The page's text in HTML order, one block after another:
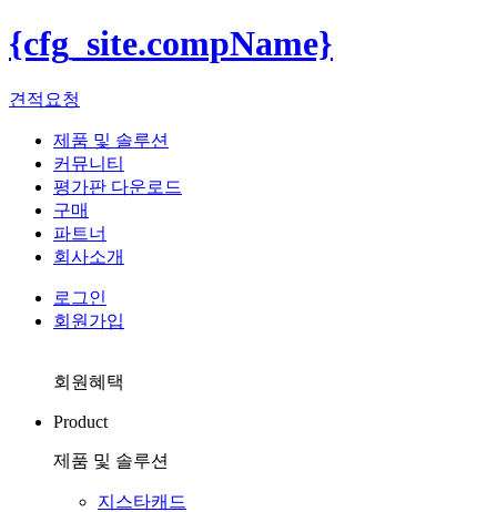
{cfg_site.compName}
견적요청
제품 및 솔루션
커뮤니티
평가판 다운로드
구매
파트너
회사소개
로그인
회원가입
회원혜택
Product
제품 및 솔루션
지스타캐드